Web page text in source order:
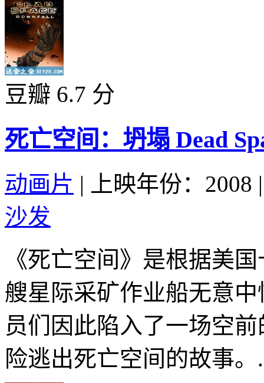
豆瓣 6.7 分
死亡空间：坍塌 Dead
动画片 | 上映年份：2008 |
沙发
《死亡空间》是根据美
艘星际采矿作业船无意
员们因此陷入了一场空
险逃出死亡空间的故事